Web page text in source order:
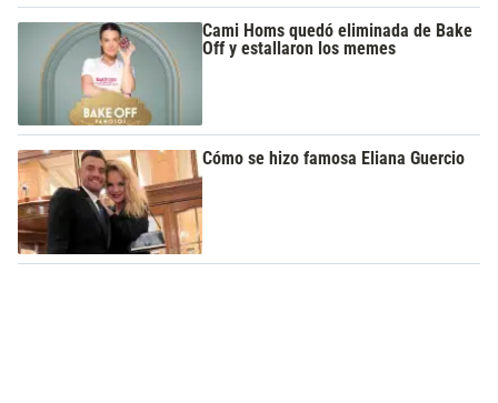
Cami Homs quedó eliminada de Bake
Off y estallaron los memes
Cómo se hizo famosa Eliana Guercio